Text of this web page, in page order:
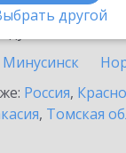
другой
с
Минусинск
Россия,
, Томская